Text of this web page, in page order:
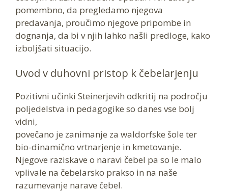
pomembno, da pregledamo njegova
predavanja, proučimo njegove pripombe in
dognanja, da bi v njih lahko našli predloge, kako
izboljšati situacijo.
Uvod v duhovni pristop k čebelarjenju
Pozitivni učinki Steinerjevih odkritij na področju
poljedelstva in pedagogike so danes vse bolj
vidni,
povečano je zanimanje za waldorfske šole ter
bio-dinamično vrtnarjenje in kmetovanje.
Njegove raziskave o naravi čebel pa so le malo
vplivale na čebelarsko prakso in na naše
razumevanje narave čebel.